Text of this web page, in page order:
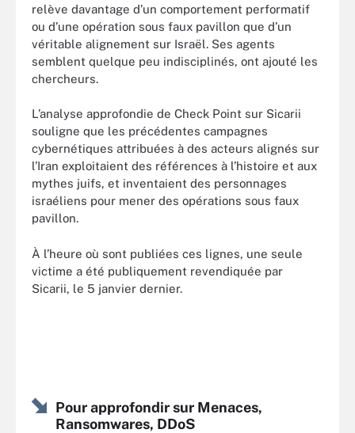
relève davantage d’un comportement performatif
ou d’une opération sous faux pavillon que d’un
véritable alignement sur Israël. Ses agents
semblent quelque peu indisciplinés, ont ajouté les
chercheurs.
L’analyse approfondie de Check Point sur Sicarii
souligne que les précédentes campagnes
cybernétiques attribuées à des acteurs alignés sur
l’Iran exploitaient des références à l’histoire et aux
mythes juifs, et inventaient des personnages
israéliens pour mener des opérations sous faux
pavillon.
À l’heure où sont publiées ces lignes, une seule
victime a été publiquement revendiquée par
Sicarii, le 5 janvier dernier.
Pour approfondir sur Menaces,
Ransomwares, DDoS